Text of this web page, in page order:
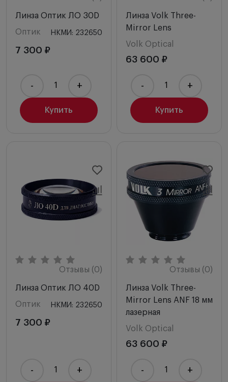
Линза Оптик ЛО 30D
Оптик
НКМИ: 232650
7 300 ₽
Купить
- +
Линза Volk Three-
Mirror Lens
Volk Optical
63 600 ₽
Купить
- +
Отзывы (0)
Линза Оптик ЛО 40D
Оптик
НКМИ: 232650
7 300 ₽
- +
Отзывы (0)
Линза Volk Three-
Mirror Lens ANF 18 мм
лазерная
Volk Optical
63 600 ₽
- +